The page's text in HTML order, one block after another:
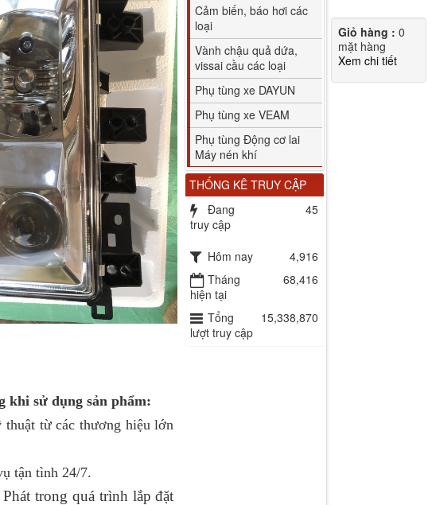
khi sử dụng sản phẩm:
thuật từ các thương hiệu lớn
tận tình 24/7.
trong quá trình lắp đặt
Cảm biến, báo hơi các
loại
Vành chậu quả dứa,
vissai cầu các loại
Phụ tùng xe DAYUN
Phụ tùng xe VEAM
Phụ tùng Động cơ lai
Máy nén khí
THỐNG KÊ TRUY CẬP
Đang
truy cập
45
Hôm nay
4,916
Tháng
hiện tại
68,416
Tổng
lượt truy cập
15,338,870
Giỏ hàng : 0
mặt hàng
Xem chi tiết